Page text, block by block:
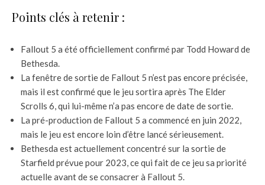
Points clés à retenir :
Fallout 5 a été officiellement confirmé par Todd Howard de
Bethesda.
La fenêtre de sortie de Fallout 5 n’est pas encore précisée,
mais il est confirmé que le jeu sortira après The Elder
Scrolls 6, qui lui-même n’a pas encore de date de sortie.
La pré-production de Fallout 5 a commencé en juin 2022,
mais le jeu est encore loin d’être lancé sérieusement.
Bethesda est actuellement concentré sur la sortie de
Starfield prévue pour 2023, ce qui fait de ce jeu sa priorité
actuelle avant de se consacrer à Fallout 5.